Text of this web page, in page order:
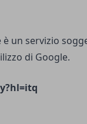
è un servizio
di Google.